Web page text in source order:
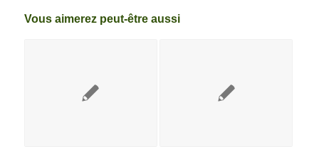
Vous aimerez peut-être aussi